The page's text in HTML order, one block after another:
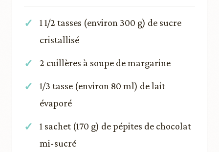
1 1/2 tasses (environ 300 g) de sucre
cristallisé
2 cuillères à soupe de margarine
1/3 tasse (environ 80 ml) de lait
évaporé
1 sachet (170 g) de pépites de chocolat
mi-sucré